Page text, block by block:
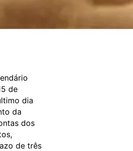
de
dia
da
dos
de três